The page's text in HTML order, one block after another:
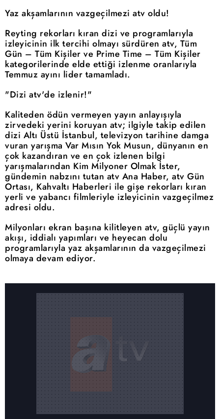
Yaz akşamlarının vazgeçilmezi atv oldu!
Reyting rekorları kıran dizi ve programlarıyla
izleyicinin ilk tercihi olmayı sürdüren atv, Tüm
Gün – Tüm Kişiler ve Prime Time – Tüm Kişiler
kategorilerinde elde ettiği izlenme oranlarıyla
Temmuz ayını lider tamamladı.
"Dizi atv'de izlenir!"
Kaliteden ödün vermeyen yayın anlayışıyla
zirvedeki yerini koruyan atv; ilgiyle takip edilen
dizi Altı Üstü İstanbul, televizyon tarihine damga
vuran yarışma Var Mısın Yok Musun, dünyanın en
çok kazandıran ve en çok izlenen bilgi
yarışmalarından Kim Milyoner Olmak İster,
gündemin nabzını tutan atv Ana Haber, atv Gün
Ortası, Kahvaltı Haberleri ile gişe rekorları kıran
yerli ve yabancı filmleriyle izleyicinin vazgeçilmez
adresi oldu.
Milyonları ekran başına kilitleyen atv, güçlü yayın
akışı, iddialı yapımları ve heyecan dolu
programlarıyla yaz akşamlarının da vazgeçilmezi
olmaya devam ediyor.